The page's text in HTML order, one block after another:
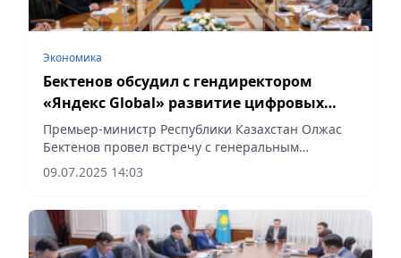
Экономика
Бектенов обсудил с гендиректором
«Яндекс Global» развитие цифровых
сервисов
Премьер-министр Республики Казахстан Олжас
Бектенов провел встречу с генеральным
директором «Яндекс Global» Даниилом Шулейко
и руководителем Yandex Qazaqstan Тимуром
09.07.2025 14:03